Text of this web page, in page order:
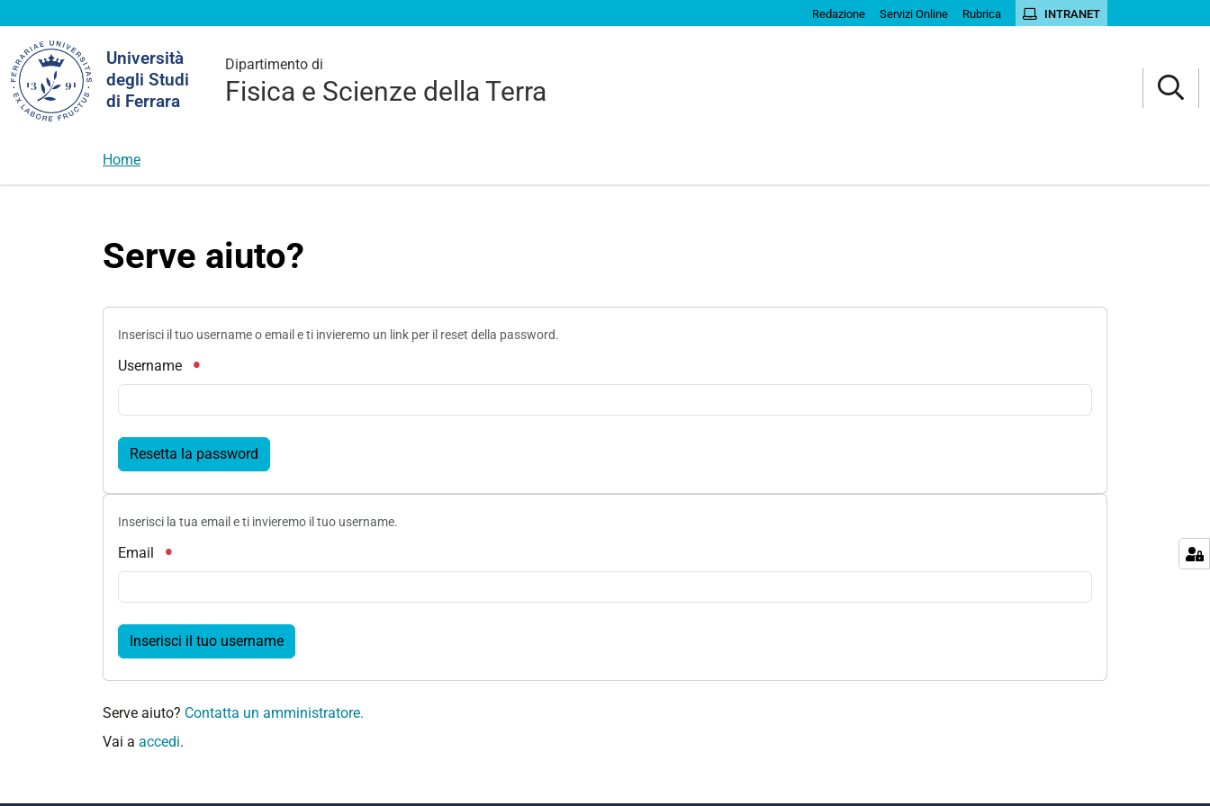
Redazione Servizi Online Rubrica INTRANET
Università
degli Studi
di Ferrara
Dipartimento di
Fisica e Scienze della Terra
nel
sito
Home
Serve aiuto?
Inserisci il tuo username o email e ti invieremo un link per il reset della password.
Username
Resetta la password
Inserisci la tua email e ti invieremo il tuo username.
Email
Inserisci il tuo username
Serve aiuto? Contatta un amministratore.
Vai a accedi.